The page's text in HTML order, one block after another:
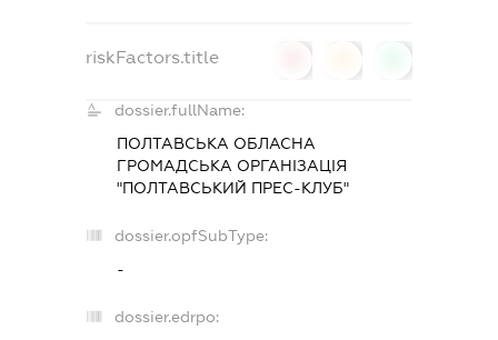
riskFactors.title
dossier.fullName:
ПОЛТАВСЬКА ОБЛАСНА
ГРОМАДСЬКА ОРГАНІЗАЦІЯ
"ПОЛТАВСЬКИЙ ПРЕС-КЛУБ"
dossier.opfSubType:
-
dossier.edrpo: